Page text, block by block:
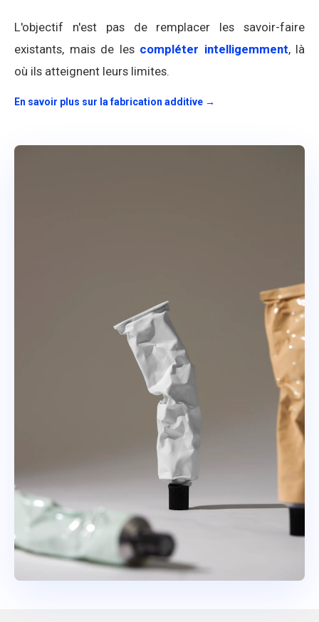
L'objectif n'est pas de remplacer les savoir-faire
existants, mais de les compléter intelligemment, là
où ils atteignent leurs limites.
En savoir plus sur la fabrication additive →